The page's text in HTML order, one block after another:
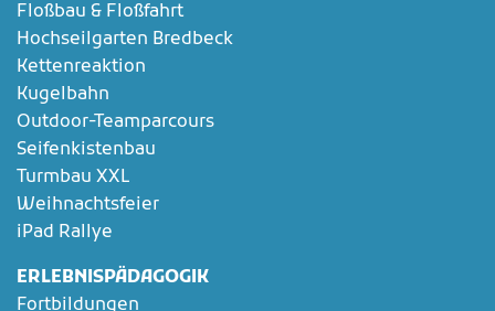
Floßbau & Floßfahrt
Hochseilgarten Bredbeck
Kettenreaktion
Kugelbahn
Outdoor-Teamparcours
Seifenkistenbau
Turmbau XXL
Weihnachtsfeier
iPad Rallye
ERLEBNISPÄDAGOGIK
Fortbildungen